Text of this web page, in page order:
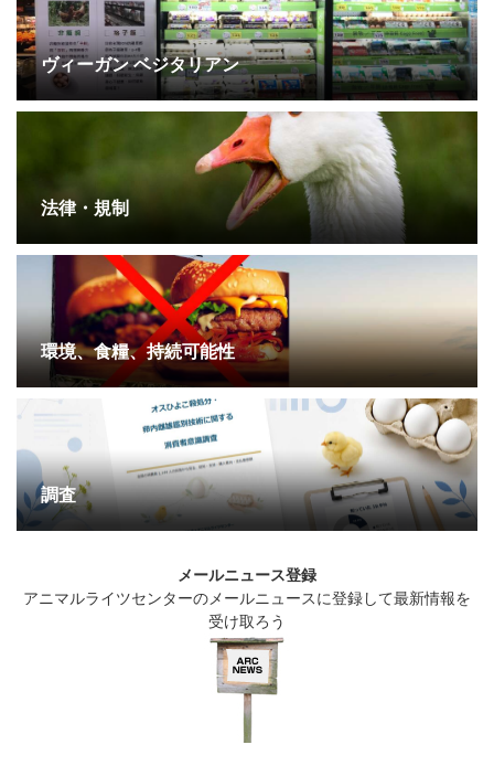
ヴィーガン ベジタリアン
法律・規制
環境、食糧、持続可能性
調査
メールニュース登録
アニマルライツセンターのメールニュースに登録して最新情報を
受け取ろう